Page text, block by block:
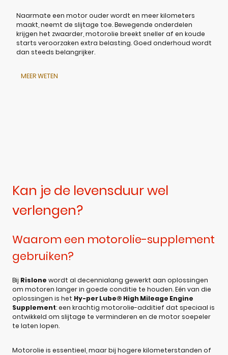
Naarmate een motor ouder wordt en meer kilometers
maakt, neemt de slijtage toe. Bewegende onderdelen
krijgen het zwaarder, motorolie breekt sneller af en koude
starts veroorzaken extra belasting. Goed onderhoud wordt
dan steeds belangrijker.
MEER WETEN
Kan je de levensduur wel
verlengen?
Waarom een motorolie-supplement
gebruiken?
Bij Rislone wordt al decennialang gewerkt aan oplossingen
om motoren langer in goede conditie te houden. Eén van die
oplossingen is het Hy-per Lube® High Mileage Engine
Supplement: een krachtig motorolie-additief dat speciaal is
ontwikkeld om slijtage te verminderen en de motor soepeler
te laten lopen.
Motorolie is essentieel, maar bij hogere kilometerstanden of